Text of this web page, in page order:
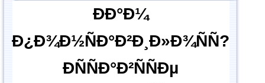
ÐÐ°Ð¼
Ð¿Ð¾Ð½ÑÐ°Ð²Ð¸Ð»Ð¾ÑÑ?
ÐÑÑÐ°Ð²ÑÑÐµ